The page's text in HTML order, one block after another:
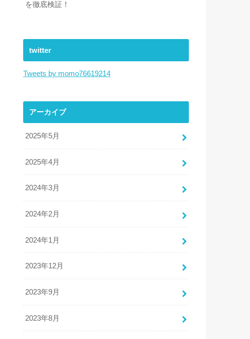
を徹底検証！
twitter
Tweets by momo76619214
アーカイブ
2025年5月
2025年4月
2024年3月
2024年2月
2024年1月
2023年12月
2023年9月
2023年8月